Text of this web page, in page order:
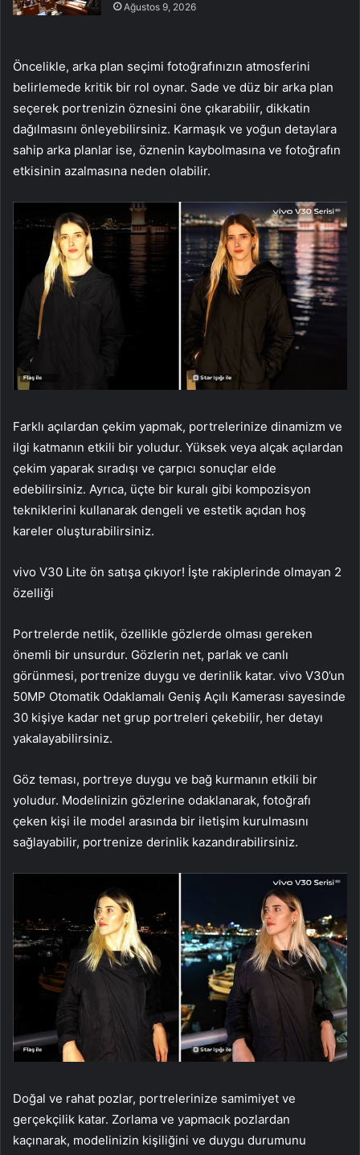
Ağustos 9, 2026
Öncelikle, arka plan seçimi fotoğrafınızın atmosferini
belirlemede kritik bir rol oynar. Sade ve düz bir arka plan
seçerek portrenizin öznesini öne çıkarabilir, dikkatin
dağılmasını önleyebilirsiniz. Karmaşık ve yoğun detaylara
sahip arka planlar ise, öznenin kaybolmasına ve fotoğrafın
etkisinin azalmasına neden olabilir.
Farklı açılardan çekim yapmak, portrelerinize dinamizm ve
ilgi katmanın etkili bir yoludur. Yüksek veya alçak açılardan
çekim yaparak sıradışı ve çarpıcı sonuçlar elde
edebilirsiniz. Ayrıca, üçte bir kuralı gibi kompozisyon
tekniklerini kullanarak dengeli ve estetik açıdan hoş
kareler oluşturabilirsiniz.
vivo V30 Lite ön satışa çıkıyor! İşte rakiplerinde olmayan 2
özelliği
Portrelerde netlik, özellikle gözlerde olması gereken
önemli bir unsurdur. Gözlerin net, parlak ve canlı
görünmesi, portrenize duygu ve derinlik katar. vivo V30’un
50MP Otomatik Odaklamalı Geniş Açılı Kamerası sayesinde
30 kişiye kadar net grup portreleri çekebilir, her detayı
yakalayabilirsiniz.
Göz teması, portreye duygu ve bağ kurmanın etkili bir
yoludur. Modelinizin gözlerine odaklanarak, fotoğrafı
çeken kişi ile model arasında bir iletişim kurulmasını
sağlayabilir, portrenize derinlik kazandırabilirsiniz.
Doğal ve rahat pozlar, portrelerinize samimiyet ve
gerçekçilik katar. Zorlama ve yapmacık pozlardan
kaçınarak, modelinizin kişiliğini ve duygu durumunu